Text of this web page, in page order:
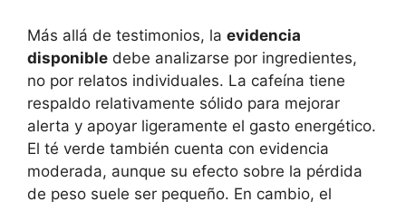
Más allá de testimonios, la evidencia
disponible debe analizarse por ingredientes,
no por relatos individuales. La cafeína tiene
respaldo relativamente sólido para mejorar
alerta y apoyar ligeramente el gasto energético.
El té verde también cuenta con evidencia
moderada, aunque su efecto sobre la pérdida
de peso suele ser pequeño. En cambio, el